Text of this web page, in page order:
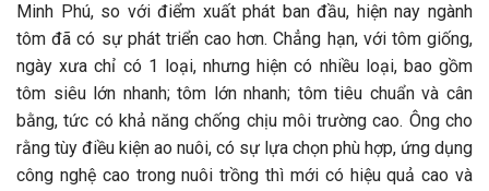
Minh Phú, so với điểm xuất phát ban đầu, hiện nay ngành
tôm đã có sự phát triển cao hơn. Chẳng hạn, với tôm giống,
ngày xưa chỉ có 1 loại, nhưng hiện có nhiều loại, bao gồm
tôm siêu lớn nhanh; tôm lớn nhanh; tôm tiêu chuẩn và cân
bằng, tức có khả năng chống chịu môi trường cao. Ông cho
rằng tùy điều kiện ao nuôi, có sự lựa chọn phù hợp, ứng dụng
công nghệ cao trong nuôi trồng thì mới có hiệu quả cao và